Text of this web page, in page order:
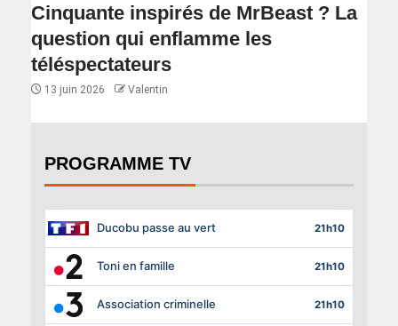
Cinquante inspirés de MrBeast ? La
question qui enflamme les
téléspectateurs
13 juin 2026 Valentin
PROGRAMME TV